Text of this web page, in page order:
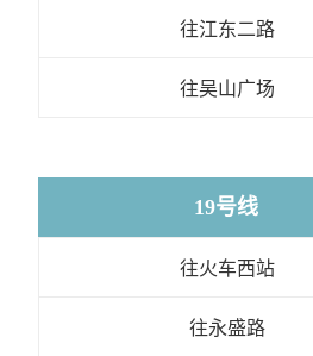
往江东二路
往吴山广场
19号线
往火车西站
往永盛路